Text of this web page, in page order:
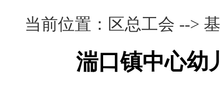
当前位置： 区总工会 -->
湍口镇中心幼